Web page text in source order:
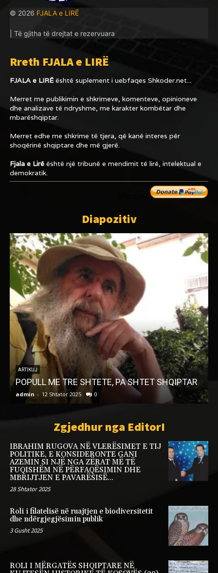
© 2026 FJALA e LIRË
| Të gjitha të drejtat e rezervuara
Rreth FJALA e LIRË
FJALA e LIRËështë suplement i uebfaqes Shkoder.net...
Merret me publikimin e shkrimeve, komenteve, opinioneve
dhe analizave të ndryshme, me karakter kombëtar dhe
mbarëshqiptar.
Merret edhe me shkrime të tjera, që kanë interes për
shoqërinë shqiptare dhe më gjerë.
Fjala e Lirë është një tribunë e mendimit të lirë, intelektual e
demokratik.
Diapozitiv
ARTIKUJ
POPULL ME TRE SHTETE, PA SHTET SHQIPTAR
admin - 12 Shtator 2025 0
Zgjedhur nga EditorI
IBRAHIM RUGOVA NË VLERËSIMET E TIJ
POLITIKE, E KONSIDERONTE GANI
AZEMIN SI NJË NGA ZËRAT MË TË
FUQISHËM NË PËRFAQËSIMIN DHE
MBRIJTJEN E PAVARËSISË...
28 Shtator 2025
Roli i filatelisë në ruajtjen e biodiversitetit
dhe ndërgjegjësimin publik
3 Gusht 2025
ROLI I MËRGATËS SHQIPTARE NË